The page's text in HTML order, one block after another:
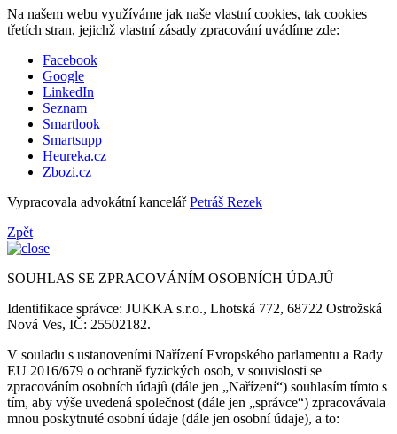
Na našem webu využíváme jak naše vlastní cookies, tak cookies
třetích stran, jejichž vlastní zásady zpracování uvádíme zde:
Facebook
Google
LinkedIn
Seznam
Smartlook
Smartsupp
Heureka.cz
Zbozi.cz
Vypracovala advokátní kancelářPetráš Rezek
Zpět
SOUHLAS SE ZPRACOVÁNÍM OSOBNÍCH ÚDAJŮ
Identifikace správce: JUKKA s.r.o., Lhotská 772, 68722 Ostrožská
Nová Ves, IČ: 25502182.
V souladu s ustanoveními Nařízení Evropského parlamentu a Rady
EU 2016/679 o ochraně fyzických osob, v souvislosti se
zpracováním osobních údajů (dále jen „Nařízení“) souhlasím tímto s
tím, aby výše uvedená společnost (dále jen „správce“) zpracovávala
mnou poskytnuté osobní údaje (dále jen osobní údaje), a to: